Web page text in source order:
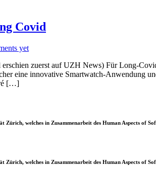
Covid
yet
zuerst auf UZH News) Für Long-
eine innovative Smartwatch-Anwendung
[…]
welches in Zusammenarbeit des Human Aspects of
welches in Zusammenarbeit des Human Aspects of